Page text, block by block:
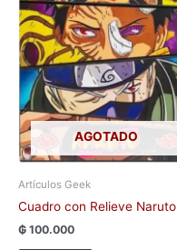
AGOTADO
Artículos Geek
Cuadro con Relieve Naruto
₲ 100.000